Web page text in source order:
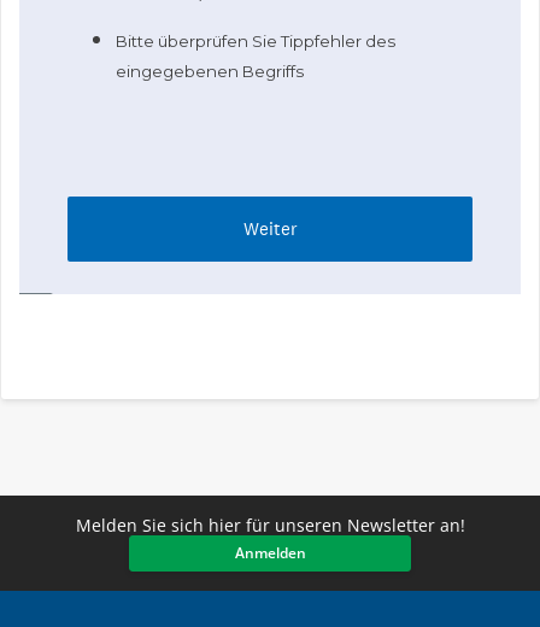
Melden Sie sich hier für unseren Newsletter an!
Anmelden